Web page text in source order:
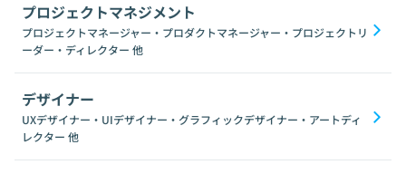
プロジェクトマネジメント
プロジェクトマネージャー・プロダクトマネージャー・プロジェクトリ
ーダー・ディレクター 他
デザイナー
UXデザイナー・UIデザイナー・グラフィックデザイナー・アートディ
レクター 他